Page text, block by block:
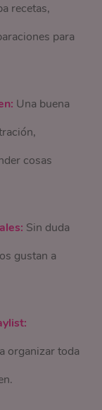
recetas,
para
Una buena
cosas
Sin duda
gustan a
organizar toda